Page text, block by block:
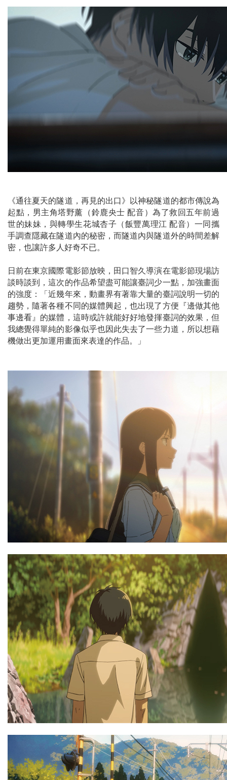
《通往夏天的隧道，再見的出口》以神秘隧道的都市傳說為
起點，男主角塔野薰（鈴鹿央士 配音）為了救回五年前過
世的妹妹，與轉學生花城杏子（飯豐萬理江 配音）一同攜
手調查隱藏在隧道內的秘密，而隧道內與隧道外的時間差解
密，也讓許多人好奇不已。
日前在東京國際電影節放映，田口智久導演在電影節現場訪
談時談到，這次的作品希望盡可能讓臺詞少一點，加強畫面
的強度：「近幾年來，動畫界有著靠大量的臺詞說明一切的
趨勢，隨著各種不同的媒體興起，也出現了方便『邊做其他
事邊看』的媒體，這時或許就能好好地發揮臺詞的效果，但
我總覺得單純的影像似乎也因此失去了一些力道，所以想藉
機做出更加運用畫面來表達的作品。」